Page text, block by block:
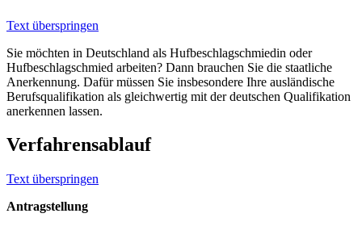
Text überspringen
Sie möchten in Deutschland als Hufbeschlagschmiedin oder
Hufbeschlagschmied arbeiten? Dann brauchen Sie die staatliche
Anerkennung. Dafür müssen Sie insbesondere Ihre ausländische
Berufsqualifikation als gleichwertig mit der deutschen Qualifikation
anerkennen lassen.
Verfahrensablauf
Text überspringen
Antragstellung